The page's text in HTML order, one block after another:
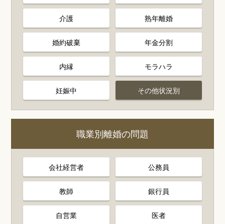
介護 熟年離婚
婚約破棄 年金分割
内縁 モラハラ
妊娠中 その他状況別
職業別離婚の問題
会社経営者 公務員
教師 銀行員
自営業 医者